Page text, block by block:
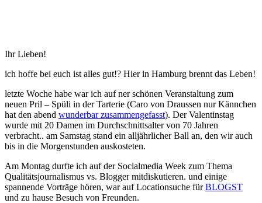
Ihr Lieben!
ich hoffe bei euch ist alles gut!? Hier in Hamburg brennt das Leben!
letzte Woche habe war ich auf ner schönen Veranstaltung zum
neuen Pril – Spüli in der Tarterie (Caro von Draussen nur Kännchen
hat den abend wunderbar zusammengefasst). Der Valentinstag
wurde mit 20 Damen im Durchschnittsalter von 70 Jahren
verbracht.. am Samstag stand ein alljährlicher Ball an, den wir auch
bis in die Morgenstunden auskosteten.
Am Montag durfte ich auf der Socialmedia Week zum Thema
Qualitätsjournalismus vs. Blogger mitdiskutieren. und einige
spannende Vorträge hören, war auf Locationsuche fürBLOGST
und zu hause Besuch von Freunden.